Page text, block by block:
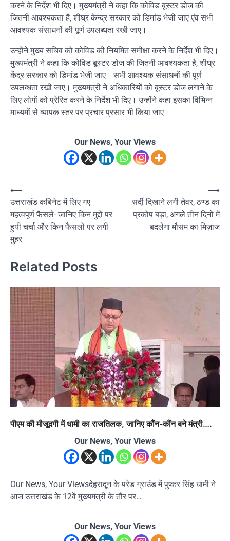
करने के निर्देश भी दिए। मुख्यमंत्री ने कहा कि कोविड बूस्टर डोज की
जितनी आवश्यकता है, शीघ्र केन्द्र सरकार को डिमांड भेजी जाए एंव सभी
आवश्यक संसाधनों की पूर्ण उपलब्धता रखी जाए।
उन्होंने मुख्य सचिव को कोविड की नियमित समीक्षा करने के निर्देश भी दिए।
मुख्यमंत्री ने कहा कि कोविड बूस्टर डोज की जितनी आवश्यकता है, शीघ्र
केंद्र सरकार को डिमांड भेजी जाए। सभी आवश्यक संसाधनों की पूर्ण
उपलब्धता रखी जाए। मुख्यमंत्री ने अधिकारियों को बूस्टर डोज लगाने के
लिए लोगों को प्रेरित करने के निर्देश भी दिए। उन्होंने कहा इसका विभिन्न
माध्यमों से व्यापक स्तर पर प्रचार प्रसार भी किया जाए।
Our News, Your Views
Post
navigation
⟵
उत्तराखंड कबिनेट में लिए गए
महत्वपूर्ण फैसले- जानिए किन मुद्दों पर
हुयी चर्चा और किन फैसलों पर लगी
मुहर
सर्दी दिखाने लगी तेवर, ठण्ड का
प्रकोप बड़ा, अगले तीन दिनों में
बदलेगा मौसम का मिज़ाज
⟶
Related Posts
पीएम की मौजूदगी में धामी का राजतिलक, जानिए कौंन-कौंन बने मंत्री….
Our News, Your Views
Our News, Your Viewsदेहरादून के परेड ग्राउंड में पुष्कर सिंह धामी ने
आज उत्तराखंड के 12वें मुख्यमंत्री के तौर पर…
Our News, Your Views